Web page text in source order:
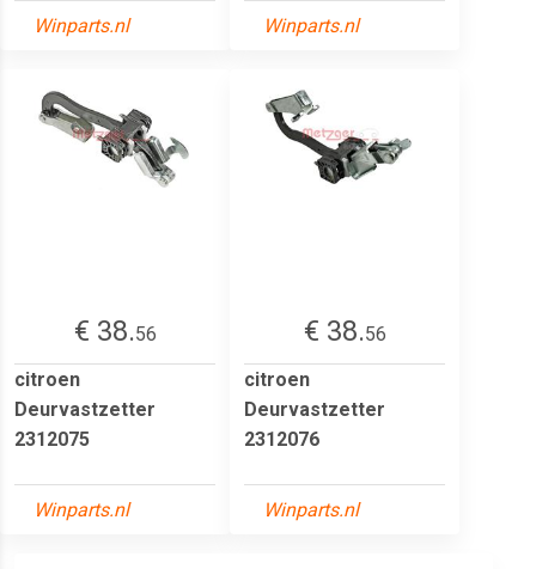
Winparts.nl Winparts.nl
€ 38.56
citroen
Deurvastzetter
2312075
Winparts.nl
€ 38.56
citroen
Deurvastzetter
2312076
Winparts.nl